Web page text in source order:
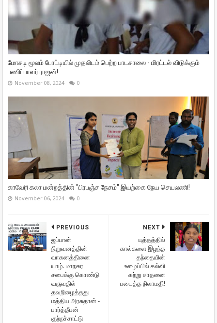
மோசடி மூலம் போட்டியில் முதலிடம் பெற்ற பாடசாலை - மிரட்டல் விடுக்கும்
பணிப்பாளர் ராஜன்!
November 08, 2024 0
காவேரி கலா மன்றத்தின் "பிரபஞ்ச நேசம்" இயற்கை நேய செயலணி!
November 06, 2024 0
NEXT
யுத்தத்தில்
கால்களை இழந்த
தந்தையின்
உழைப்பில் கல்வி
கற்று சாதனை
படைத்த நிலாமதி!
PREVIOUS
ஜப்பான்
நிறுவனத்தின்
வாகனத்தினை
யாழ். மாநகர
சபைக்கு கொண்டு
வருவதில்
தவறிழைத்தது
மத்திய அரசுதான் -
பார்த்தீபன்
குற்றச்சாட்டு